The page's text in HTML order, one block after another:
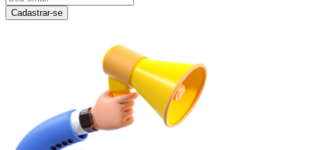
Cadastrar-se